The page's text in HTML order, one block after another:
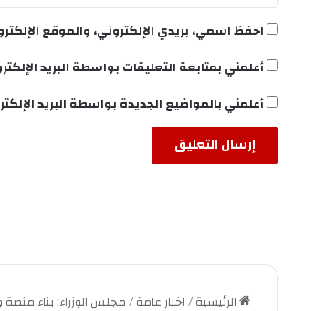
احفظ اسمي، بريدي الإلكتروني، والموقع
أعلمني بمتابعة التعليقات بواسطة البريد
أعلمني بالمواضيع الجديدة بواسطة البريد